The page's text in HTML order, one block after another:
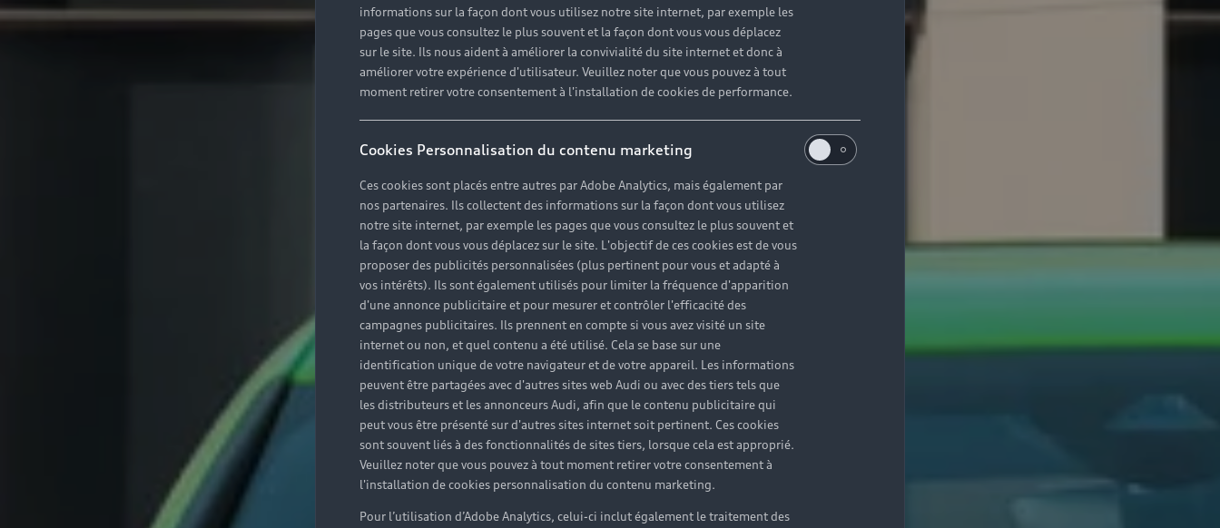
informations sur la façon dont vous utilisez notre site internet, par exemple les
pages que vous consultez le plus souvent et la façon dont vous vous déplacez
sur le site. Ils nous aident à améliorer la convivialité du site internet et donc à
améliorer votre expérience d'utilisateur. Veuillez noter que vous pouvez à tout
moment retirer votre consentement à l'installation de cookies de performance.
Cookies Personnalisation du contenu marketing
Ces cookies sont placés entre autres par Adobe Analytics, mais également par
nos partenaires. Ils collectent des informations sur la façon dont vous utilisez
notre site internet, par exemple les pages que vous consultez le plus souvent et
la façon dont vous vous déplacez sur le site. L'objectif de ces cookies est de vous
proposer des publicités personnalisées (plus pertinent pour vous et adapté à
vos intérêts). Ils sont également utilisés pour limiter la fréquence d'apparition
d'une annonce publicitaire et pour mesurer et contrôler l'efficacité des
campagnes publicitaires. Ils prennent en compte si vous avez visité un site
internet ou non, et quel contenu a été utilisé. Cela se base sur une
identification unique de votre navigateur et de votre appareil. Les informations
peuvent être partagées avec d'autres sites web Audi ou avec des tiers tels que
les distributeurs et les annonceurs Audi, afin que le contenu publicitaire qui
peut vous être présenté sur d'autres sites internet soit pertinent. Ces cookies
sont souvent liés à des fonctionnalités de sites tiers, lorsque cela est approprié.
Veuillez noter que vous pouvez à tout moment retirer votre consentement à
l'installation de cookies personnalisation du contenu marketing.
Pour l’utilisation d’Adobe Analytics, celui-ci inclut également le traitement des